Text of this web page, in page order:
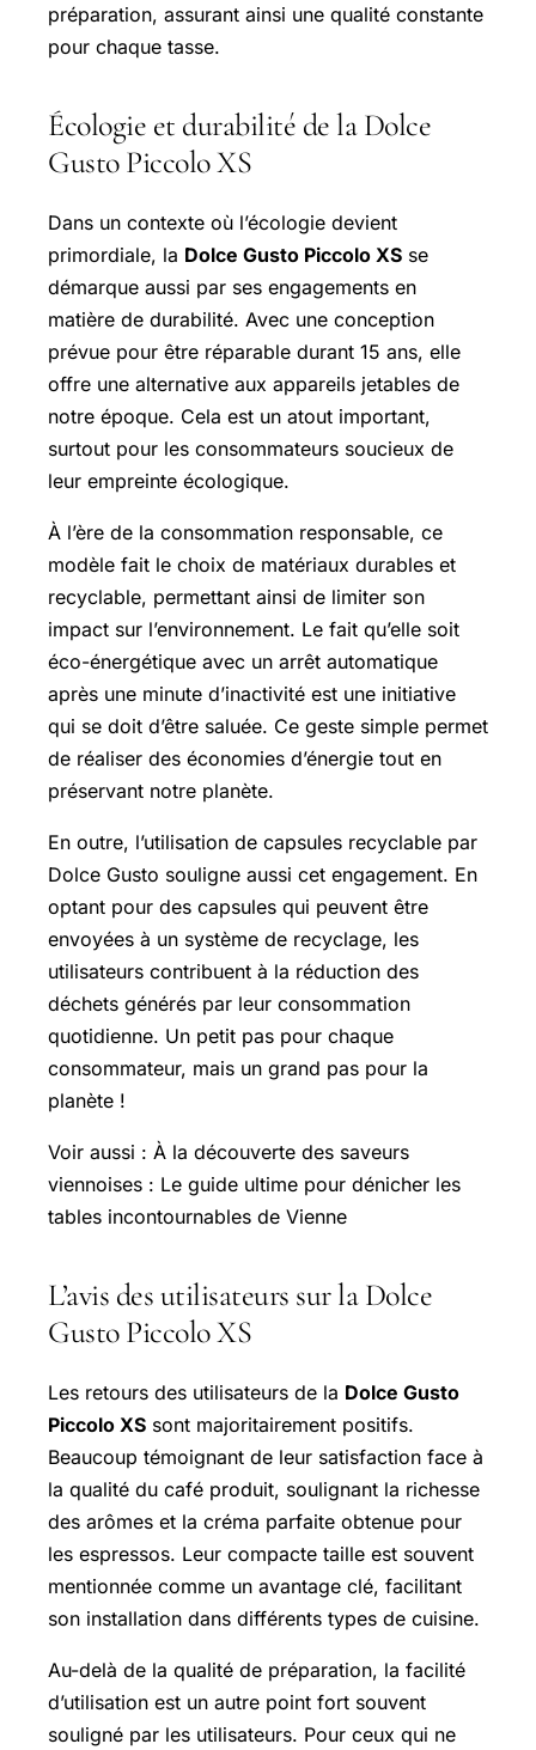
préparation, assurant ainsi une qualité constante
pour chaque tasse.
Écologie et durabilité de la Dolce
Gusto Piccolo XS
Dans un contexte où l’écologie devient
primordiale, la Dolce Gusto Piccolo XS se
démarque aussi par ses engagements en
matière de durabilité. Avec une conception
prévue pour être réparable durant 15 ans, elle
offre une alternative aux appareils jetables de
notre époque. Cela est un atout important,
surtout pour les consommateurs soucieux de
leur empreinte écologique.
À l’ère de la consommation responsable, ce
modèle fait le choix de matériaux durables et
recyclable, permettant ainsi de limiter son
impact sur l’environnement. Le fait qu’elle soit
éco-énergétique avec un arrêt automatique
après une minute d’inactivité est une initiative
qui se doit d’être saluée. Ce geste simple permet
de réaliser des économies d’énergie tout en
préservant notre planète.
En outre, l’utilisation de capsules recyclable par
Dolce Gusto souligne aussi cet engagement. En
optant pour des capsules qui peuvent être
envoyées à un système de recyclage, les
utilisateurs contribuent à la réduction des
déchets générés par leur consommation
quotidienne. Un petit pas pour chaque
consommateur, mais un grand pas pour la
planète !
Voir aussi : À la découverte des saveurs
viennoises : Le guide ultime pour dénicher les
tables incontournables de Vienne
L’avis des utilisateurs sur la Dolce
Gusto Piccolo XS
Les retours des utilisateurs de la Dolce Gusto
Piccolo XS sont majoritairement positifs.
Beaucoup témoignant de leur satisfaction face à
la qualité du café produit, soulignant la richesse
des arômes et la créma parfaite obtenue pour
les espressos. Leur compacte taille est souvent
mentionnée comme un avantage clé, facilitant
son installation dans différents types de cuisine.
Au-delà de la qualité de préparation, la facilité
d’utilisation est un autre point fort souvent
souligné par les utilisateurs. Pour ceux qui ne